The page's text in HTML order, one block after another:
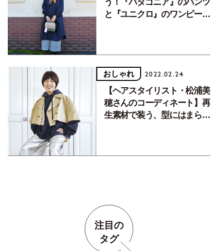
う！『パタゴニア』のパンツ
と『ユニクロ』のワンピー
おしゃれ 2022.02.24
【ヘアスタイリスト・松浦美
穂さんのコーディネート】再
生素材で装う、型にはまらな
注目の
タグ